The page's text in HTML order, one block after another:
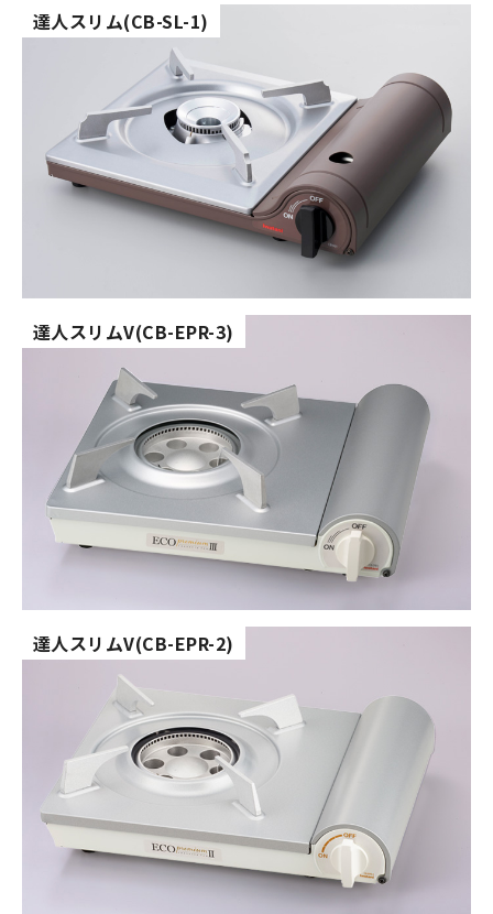
達人スリム(CB-SL-1)
達人スリムV(CB-EPR-3)
達人スリムV(CB-EPR-2)